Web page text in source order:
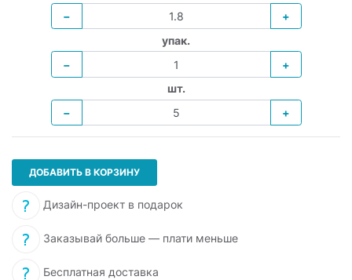
−
+
упак.
−
+
шт.
−
+
ДОБАВИТЬ В КОРЗИНУ
Дизайн-проект в подарок
Заказывай больше — плати меньше
Бесплатная доставка